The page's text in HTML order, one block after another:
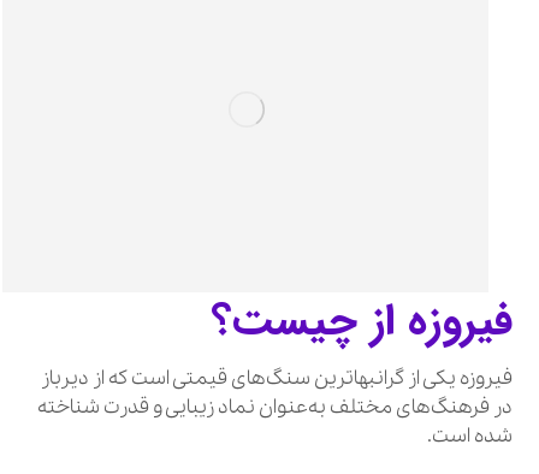
فیروزه از چیست؟
فیروزه یکی از گرانبها‌ترین سنگ‌های قیمتی است که از دیرباز
در فرهنگ‌های مختلف به‌عنوان نماد زیبایی و قدرت شناخته
شده است.